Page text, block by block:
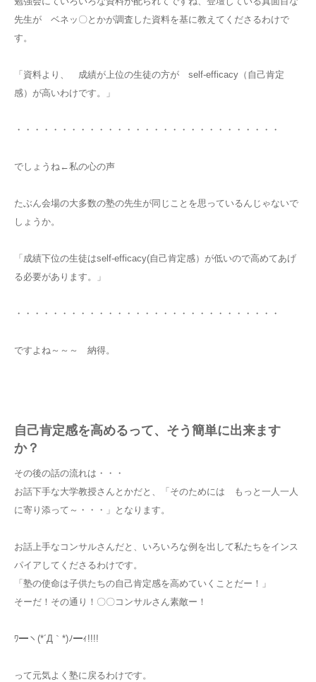
先生が ベネッ〇とかが調査した資料を基に教えてくださるわけで
す。
「資料より、 成績が上位の生徒の方が self-efficacy（自己肯定
感）が高いわけです。」
・・・・・・・・・・・・・・・・・・・・・・・・・・・・・
でしょうね←私の心の声
たぶん会場の大多数の塾の先生が同じことを思っているんじゃないで
しょうか。
「成績下位の生徒はself-efficacy(自己肯定感）が低いので高めてあげ
る必要があります。」
・・・・・・・・・・・・・・・・・・・・・・・・・・・・・
ですよね～～～ 納得。
自己肯定感を高めるって、そう簡単に出来ます
か？
その後の話の流れは・・・
お話下手な大学教授さんとかだと、「そのためには もっと一人一人
に寄り添って～・・・」となります。
お話上手なコンサルさんだと、いろいろな例を出して私たちをインス
パイアしてくださるわけです。
「塾の使命は子供たちの自己肯定感を高めていくことだー！」
そーだ！その通り！〇〇コンサルさん素敵ー！
ﾜ━ヽ(*´Д｀*)ﾉ━ｨ!!!!
って元気よく塾に戻るわけです。